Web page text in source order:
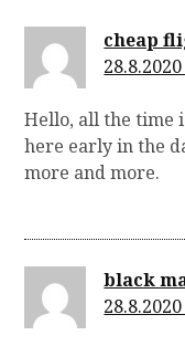
cheap
Hello, all the time
here early in the
more and more.
black